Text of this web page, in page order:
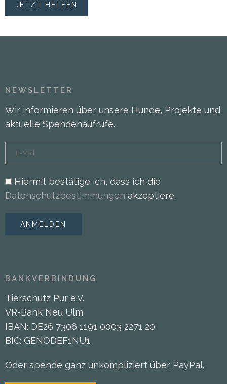
JETZT HELFEN
NEWSLETTER
Wir informieren über unsere Hunde, Projekte und
aktuelle Spendenaufrufe.
Hiermit bestätige ich, dass ich die
Datenschutzbestimmungen akzeptiere.
BANKVERBINDUNG
Tierschutz Pur e.V.
VR-Bank Neu Ulm
IBAN: DE26 7306 1191 0003 2271 20
BIC: GENODEF1NU1
Oder spende ganz unkompliziert über PayPal.